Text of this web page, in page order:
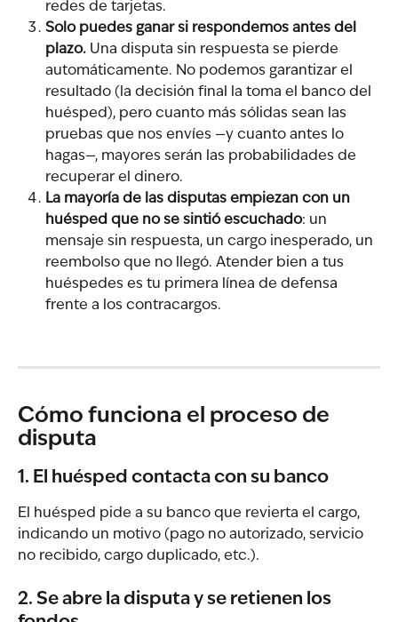
redes de tarjetas.
Solo puedes ganar si respondemos antes del
plazo. Una disputa sin respuesta se pierde
automáticamente. No podemos garantizar el
resultado (la decisión final la toma el banco del
huésped), pero cuanto más sólidas sean las
pruebas que nos envíes —y cuanto antes lo
hagas—, mayores serán las probabilidades de
recuperar el dinero.
La mayoría de las disputas empiezan con un
huésped que no se sintió escuchado: un
mensaje sin respuesta, un cargo inesperado, un
reembolso que no llegó. Atender bien a tus
huéspedes es tu primera línea de defensa
frente a los contracargos.
Cómo funciona el proceso de
disputa
1. El huésped contacta con su banco
El huésped pide a su banco que revierta el cargo,
indicando un motivo (pago no autorizado, servicio
no recibido, cargo duplicado, etc.).
2. Se abre la disputa y se retienen los